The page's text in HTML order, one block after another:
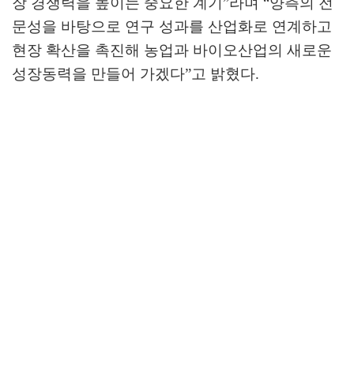
문성을 바탕으로 연구 성과를 산업화로 연계하고
현장 확산을 촉진해 농업과 바이오산업의 새로운
성장동력을 만들어 가겠다”고 밝혔다.